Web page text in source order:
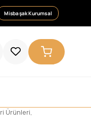
Misbaşak Kurumsal
Ürünleri,